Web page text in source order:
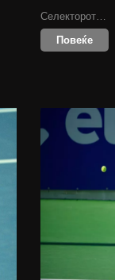
Селекторот…
Повеќе